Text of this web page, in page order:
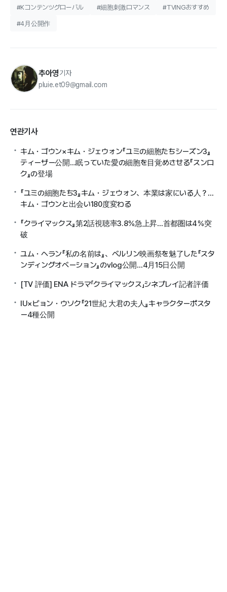
#Kコンテンツグローバル #細胞刺激ロマンス #TVINGおすすめ
#4月公開作
추아영기자
pluie.et09@gmail.com
연관기사
キム・ゴウン×キム・ジェウォン『ユミの細胞たちシーズン3』
ティーザー公開…眠っていた愛の細胞を目覚めさせる『スンロ
ク』の登場
『ユミの細胞たち3』キム・ジェウォン、本業は家にいる人？…
キム・ゴウンと出会い180度変わる
『クライマックス』第2話視聴率3.8％急上昇…首都圏は4％突
破
ユム・ヘラン『私の名前は』、ベルリン映画祭を魅了した『スタ
ンディングオベーション』のvlog公開…4月15日公開
[TV 評価] ENA ドラマ「クライマックス」シネプレイ記者評価
IU×ビョン・ウソク『21世紀 大君の夫人』キャラクターポスタ
ー4種公開